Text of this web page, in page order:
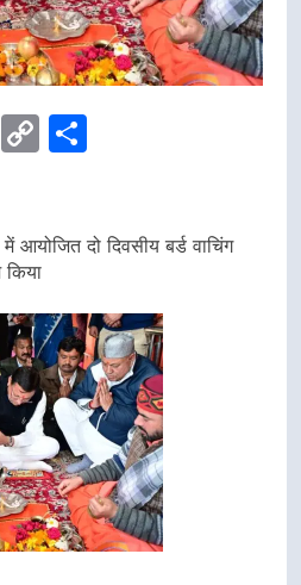
Telegram
Copy
आयोजित दो दिवसीय बर्ड वाचिंग